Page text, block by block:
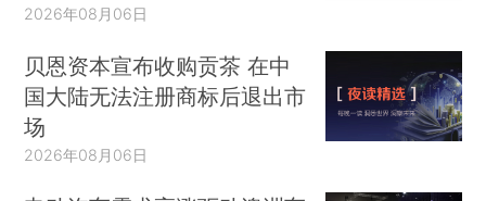
2026年08月06日
贝恩资本宣布收购贡茶 在中
国大陆无法注册商标后退出市
场
2026年08月06日